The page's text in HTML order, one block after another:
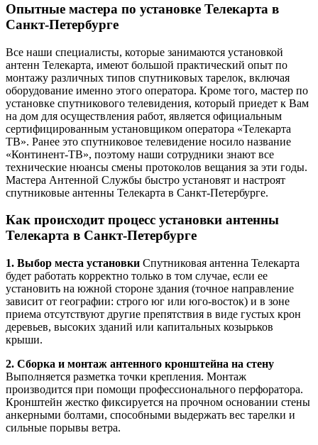
Опытные мастера по установке Телекарта в
Санкт-Петербурге
Все наши специалисты, которые занимаются установкой
антенн Телекарта, имеют большой практический опыт по
монтажу различных типов спутниковых тарелок, включая
оборудование именно этого оператора. Кроме того, мастер по
установке спутникового телевидения, который приедет к Вам
на дом для осуществления работ, является официальным
сертифицированным установщиком оператора «Телекарта
ТВ». Ранее это спутниковое телевидение носило название
«Континент-ТВ», поэтому наши сотрудники знают все
технические нюансы смены протоколов вещания за эти годы.
Мастера Антенной Службы быстро установят и настроят
спутниковые антенны Телекарта в Санкт-Петербурге.
Как происходит процесс установки антенны
Телекарта в Санкт-Петербурге
1. Выбор места установки Спутниковая антенна Телекарта
будет работать корректно только в том случае, если ее
установить на южной стороне здания (точное направление
зависит от географии: строго юг или юго-восток) и в зоне
приема отсутствуют другие препятствия в виде густых крон
деревьев, высоких зданий или капитальных козырьков
крыши.
2. Сборка и монтаж антенного кронштейна на стену
Выполняется разметка точки крепления. Монтаж
производится при помощи профессионального перфоратора.
Кронштейн жестко фиксируется на прочном основании стены
анкерными болтами, способными выдержать вес тарелки и
сильные порывы ветра.